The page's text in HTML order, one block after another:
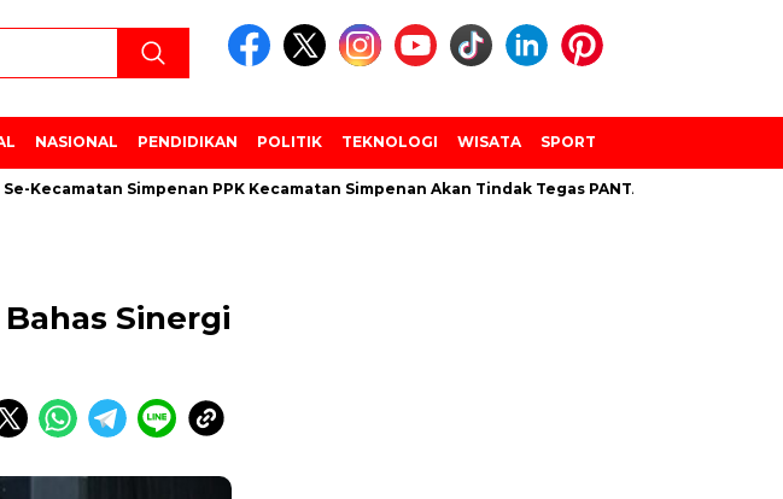
NASIONAL PENDIDIKAN POLITIK TEKNOLOGI WISATA SPORT
Simpenan PPK Kecamatan Simpenan Akan Tindak Tegas PANTARLIH Yang Tembak Data
Sinergi